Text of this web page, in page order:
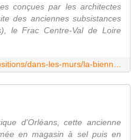
conçues par les architectes
des anciennes subsistances
le Frac Centre-Val de Loire
d'Orléans, cette ancienne
en magasin à sel puis en